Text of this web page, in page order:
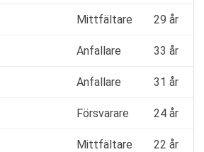
Mittfältare 29 år
Anfallare 33 år
Anfallare 31 år
Försvarare 24 år
Mittfältare 22 år